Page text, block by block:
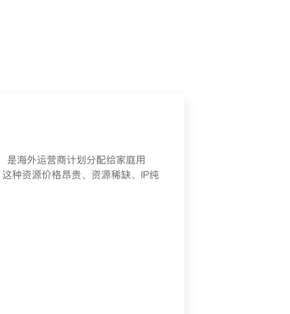
是海外运营商计划分配给家庭用
种资源价格昂贵、资源稀缺、IP纯